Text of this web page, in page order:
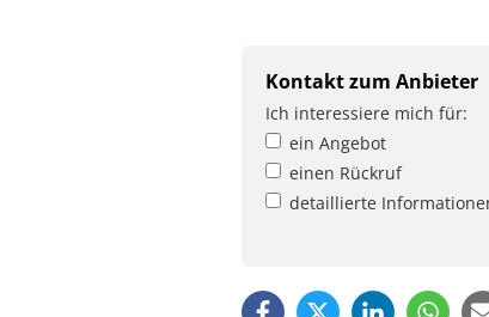
Kontakt zum Anbieter
Ich interessiere mich für:
ein Angebot
einen Rückruf
detaillierte